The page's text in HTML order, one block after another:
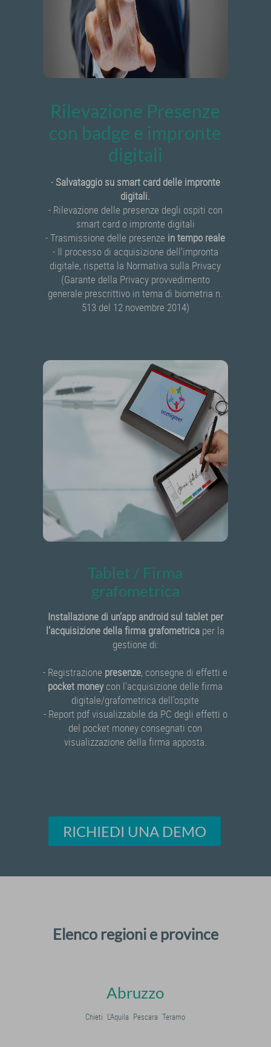
Rilevazione Presenze
con badge e impronte
digitali
- Salvataggio su smart card delle impronte
digitali.
- Rilevazione delle presenze degli ospiti con
smart card o impronte digitali
- Trasmissione delle presenze in tempo reale
- Il processo di acquisizione dell’impronta
digitale, rispetta la Normativa sulla Privacy
(Garante della Privacy provvedimento
generale prescrittivo in tema di biometria n.
513 del 12 novembre 2014)
Tablet / Firma
grafometrica
Installazione di un’app android sul tablet per
l'acquisizione della firma grafometrica per la
gestione di:
- Registrazione presenze, consegne di effetti e
pocket moneycon l'acquisizione delle firma
digitale/grafometrica dell’ospite
- Report pdf visualizzabile da PC degli effetti o
del pocket money consegnati con
visualizzazione della firma apposta.
RICHIEDI UNA DEMO
Elenco regioni e province
Abruzzo
Chieti L'Aquila Pescara Teramo